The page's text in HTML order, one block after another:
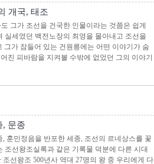
개국, 태조
그가 조선을 건국한 인물이라는 것쯤은 쉽게
실세였던 백전노장의 최영을 몰아내고 조선을
그가 잠들어 있는 건원릉에는 어떤 이야기가 숨
진 피바람을 지켜볼 수밖에 없었던 그의 이야기
, 문종
훈민정음을 반포한 세종, 조선의 르네상스를 꽃
선왕조실록과 같은 기록물 덕분에 다른 시대
선왕조 500년사 역대 27명의 왕 중 우리에게 다